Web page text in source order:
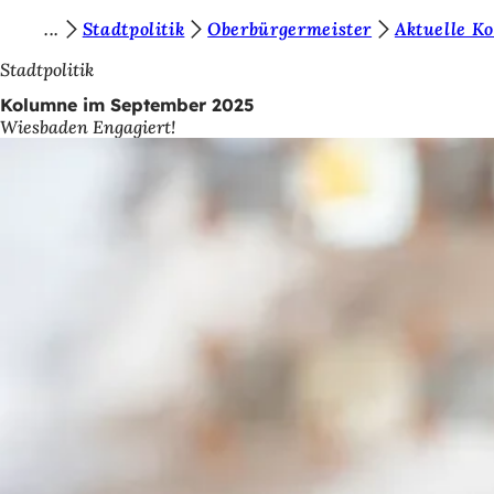
Inhalt anspringen
i
e
b
Stadtpolitik Oberbürgermeister Aktuelle
Stadtpolitik
Kolumne im September 2025
Wiesbaden Engagiert!